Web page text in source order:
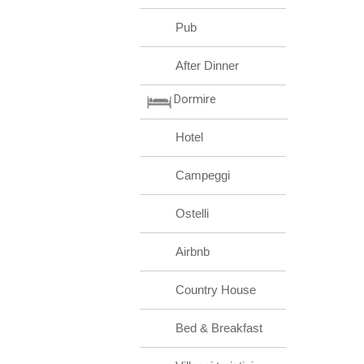
Pub
After Dinner
Dormire
Hotel
Campeggi
Ostelli
Airbnb
Country House
Bed & Breakfast